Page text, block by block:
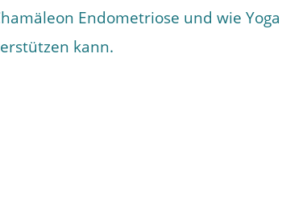
Endometriose und wie
kann.